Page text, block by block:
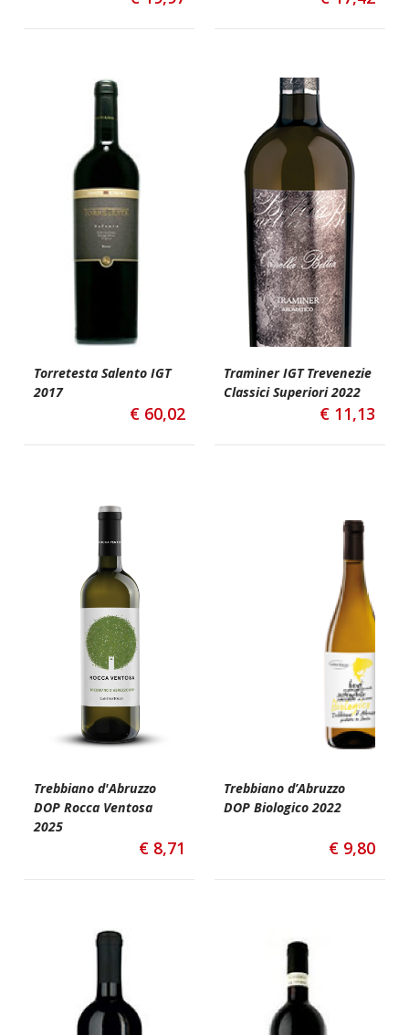
Torretesta Salento IGT
2017
€ 60,02
Traminer IGT Trevenezie
Classici Superiori 2022
€ 11,13
Trebbiano d'Abruzzo
DOP Rocca Ventosa
2025
€ 8,71
Trebbiano d’Abruzzo
DOP Biologico 2022
€ 9,80